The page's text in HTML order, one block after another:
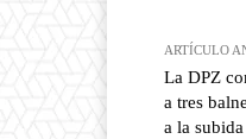
ARTÍCULO
La DPZ
a tres
a la